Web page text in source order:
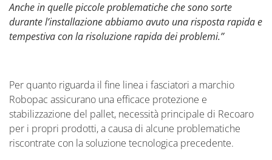
Anche in quelle piccole problematiche che sono sorte
durante l’installazione abbiamo avuto una risposta rapida e
tempestiva con la risoluzione rapida dei problemi.’’
Per quanto riguarda il fine linea i fasciatori a marchio
Robopac assicurano una efficace protezione e
stabilizzazione del pallet, necessità principale di Recoaro
per i propri prodotti, a causa di alcune problematiche
riscontrate con la soluzione tecnologica precedente.